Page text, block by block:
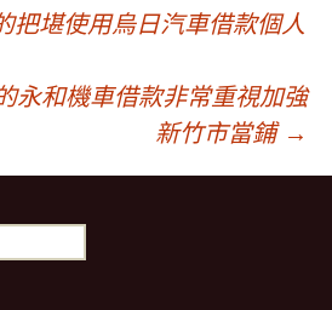
把堪使用烏日汽車借款個人
永和機車借款非常重視加強
新竹市當鋪 →